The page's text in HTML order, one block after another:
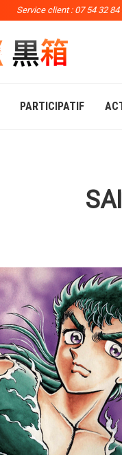
Service client : 07 54 32 84
PARTICIPATIF